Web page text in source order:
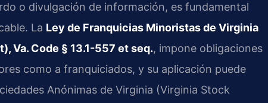
o divulgación de información, es fundamental
La Ley de Franquicias Minoristas de Virginia
Va. Code § 13.1-557 et seq., impone obligaciones
como a franquiciados, y su aplicación puede
Anónimas de Virginia (Virginia Stock